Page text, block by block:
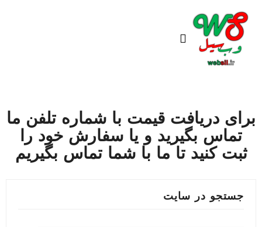
content
برای دریافت قیمت با شماره تلفن ما
تماس بگیرید و یا سفارش خود را
ثبت کنید تا ما با شما تماس بگیریم
جستجو در سایت